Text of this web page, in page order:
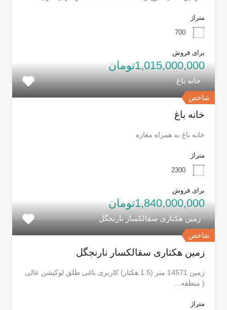
متراژ
700
برای فروش
1,015,000,000تومان
شاخص
خانه باغ
خانه باغ
خانه باغ به همراه مغازه
متراژ
2300
برای فروش
1,840,000,000تومان
شاخص
زمین هکتاری سقالکسار نارنجگل
زمین هکتاری سقالکسار نارنجگل
زمین 14571 متر (1.5 هکتار) کاربری باغی طلق لوکیشن عالی
( منطقه…
متراژ